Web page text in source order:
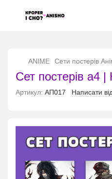
ANIME Сети постерів
Сет постерів а4 |
Артикул: АП017 Написати